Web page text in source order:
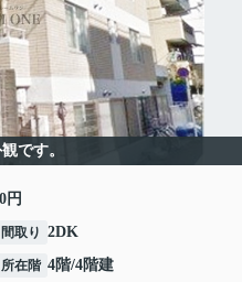
です。
円
間取り 2DK
所在階 4階/4階建